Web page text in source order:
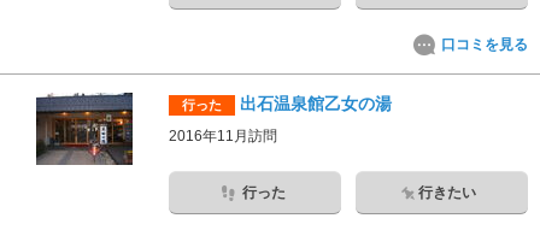
口コミを見る
行った 出石温泉館乙女の湯
2016年11月訪問
行った 行きたい